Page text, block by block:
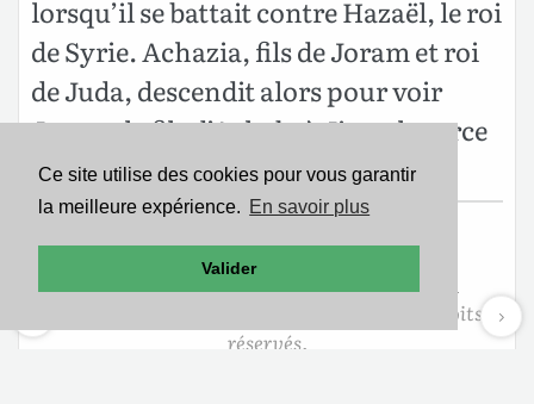
Ce site utilise des cookies pour vous garantir
la meilleure expérience. En savoir plus
Valider
lorsqu’il se battait contre Hazaël, le roi
de Syrie. Achazia, fils de Joram et roi
de Juda, descendit alors pour voir
Joram, le fils d’Achab, à Jizreel, parce
qu’il était blessé.
Texte de la Bible Version Segond 21
Copyright ©2007Société Biblique de Genève
Reproduit avec aimable autorisation. Tous droits
réservés.